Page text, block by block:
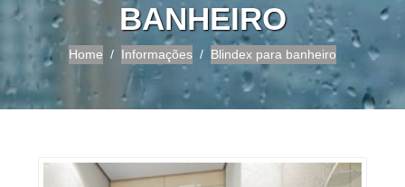
BANHEIRO
Home Informações Blindex para banheiro